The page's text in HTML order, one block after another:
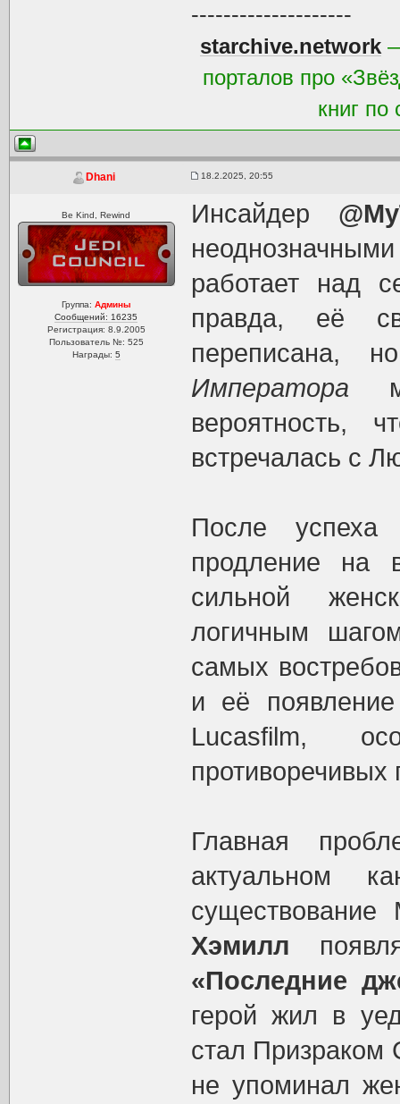
--------------------
starchive.network
порталов про
книг по
Dhani 18.2.2025, 20:55
Be Kind, Rewind
Группа: Админы
Сообщений: 16235
Регистрация: 8.9.2005
Пользователь №: 525
Награды: 5
Инсайдер
работает над
правда, её
переписана,
Императора
встречалась с
После
продление на
сильной
логичным
самых
и её
Lucasfilm,
противоречивых
Главная
актуальном
Хэмилл
«Последние
герой жил в
стал
не упоминал